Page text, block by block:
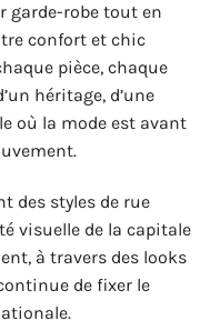
garde-robe tout en
confort et chic
pièce, chaque
héritage, d’une
où la mode est avant
des styles de rue
visuelle de la capitale
à travers des looks
de fixer le